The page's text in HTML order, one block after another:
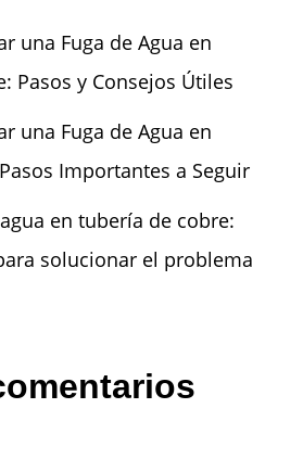
una Fuga de Agua en
Pasos y Consejos Útiles
una Fuga de Agua en
Importantes a Seguir
en tubería de cobre:
solucionar el problema